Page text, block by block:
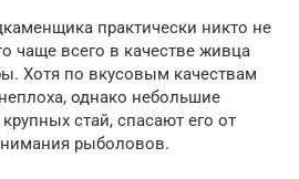
практически никто не
чаще всего в качестве живца
Хотя по вкусовым качествам
однако небольшие
стай, спасают его от
рыболовов.